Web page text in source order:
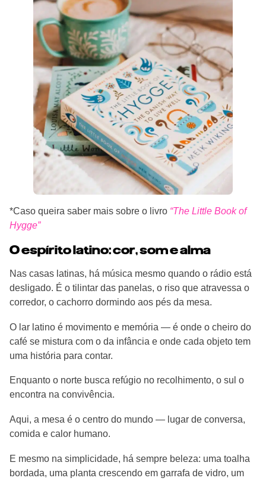
*Caso queira saber mais sobre o livro “The Little Book of
Hygge”
O espírito latino: cor, som e alma
Nas casas latinas, há música mesmo quando o rádio está
desligado. É o tilintar das panelas, o riso que atravessa o
corredor, o cachorro dormindo aos pés da mesa.
O lar latino é movimento e memória — é onde o cheiro do
café se mistura com o da infância e onde cada objeto tem
uma história para contar.
Enquanto o norte busca refúgio no recolhimento, o sul o
encontra na convivência.
Aqui, a mesa é o centro do mundo — lugar de conversa,
comida e calor humano.
E mesmo na simplicidade, há sempre beleza: uma toalha
bordada, uma planta crescendo em garrafa de vidro, um